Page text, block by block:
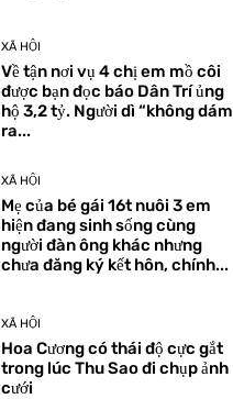
XÃ HỘI
Về tận nơi vụ 4 chị em mồ côi
được bạn đọc báo Dân Trí ủng
hộ 3,2 tỷ. Người dì “không dám
ra...
XÃ HỘI
Mẹ của bé gái 16t nuôi 3 em
hiện đang sinh sống cùng
người đàn ông khác nhưng
chưa đăng ký kết hôn, chính...
XÃ HỘI
Hoa Cương có thái độ cực gắt
trong lúc Thu Sao đi chụp ảnh
cưới